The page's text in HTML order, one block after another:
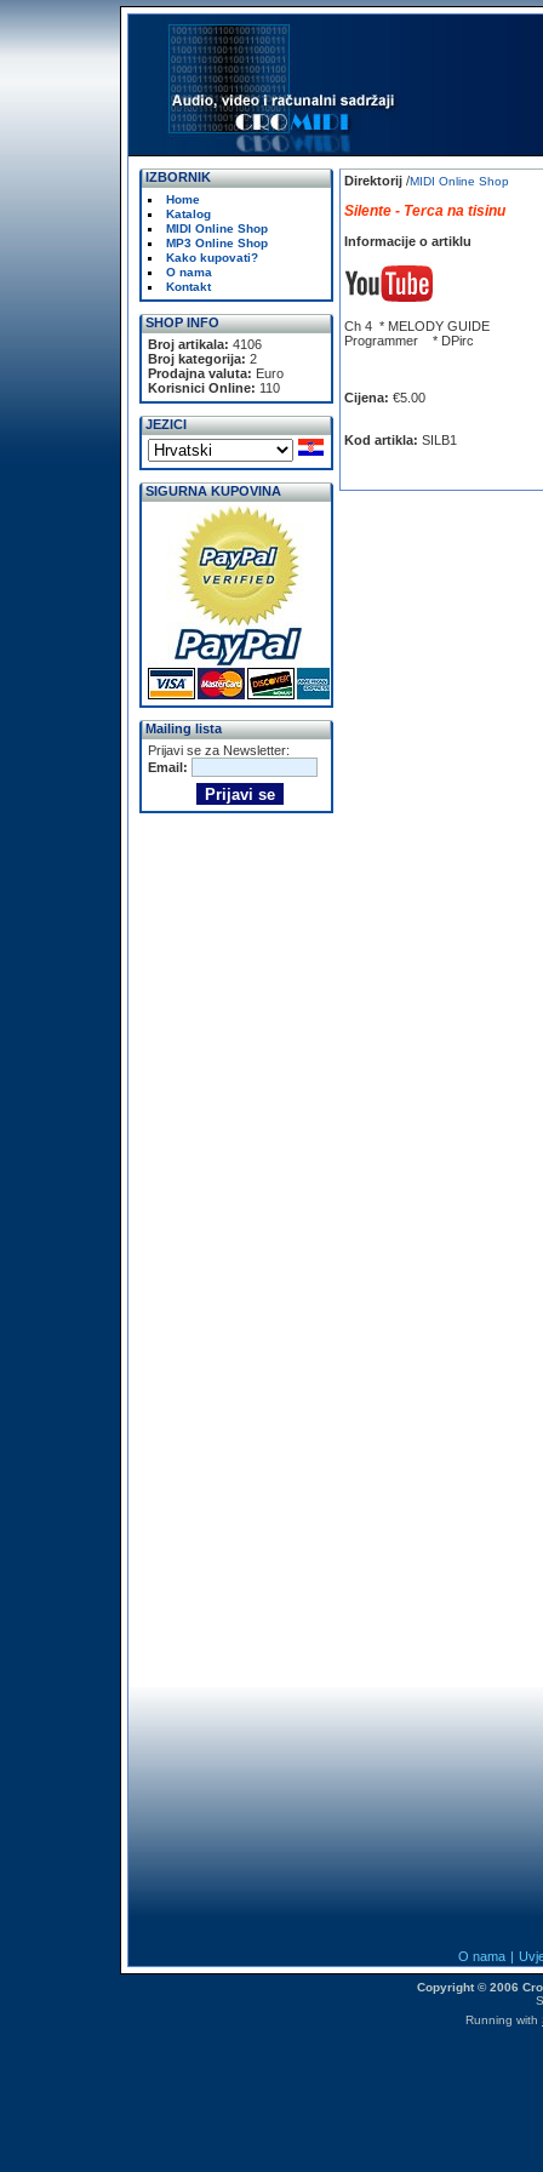
IZBORNIK
Home
Katalog
MIDI Online Shop
MP3 Online Shop
Kako kupovati?
O nama
Kontakt
SHOP INFO
Broj artikala: 4106
Broj kategorija: 2
Prodajna valuta: Euro
Korisnici Online: 110
JEZICI
SIGURNA KUPOVINA
Mailing lista
Prijavi se za Newsletter:
Email:
Direktorij /MIDI Online Shop
Silente - Terca na tisinu
Informacije o artiklu
Ch 4 * MELODY GUIDE
Programmer * DPirc
Cijena: €5.00
Kod artikla: SILB1
O nama |
Copyright © 2006
Running with